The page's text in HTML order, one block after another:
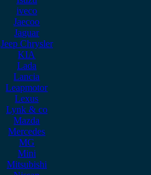
iveco
Jaecoo
Jaguar
Jeep Chrysler
KIA
Lada
Lancia
Leapmotor
Lexus
Lynk & co
Mazda
Mercedes
MG
Mini
Mitsubishi